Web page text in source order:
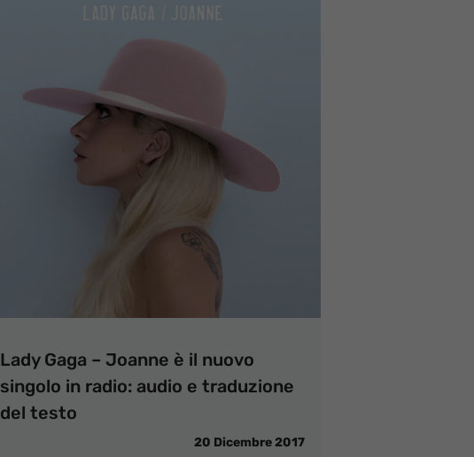
Lady Gaga – Joanne è il nuovo
singolo in radio: audio e traduzione
del testo
20 Dicembre 2017